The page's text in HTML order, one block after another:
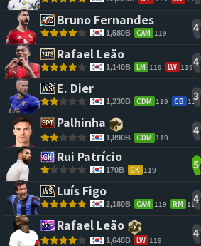
Bruno Fernandes
1,580B CAM 119 4
Rafael Leão
1,140B LM 119 LW 1194
E. Dier
1,230B CDM 119 CB 119
3
Palhinha
1,890B CDM 119
4
Rui Patrício
170B GK 119 5
Luís Figo
2,180B CAM 119 RM 119
4
Rafael Leão
1,640B LW 119
4